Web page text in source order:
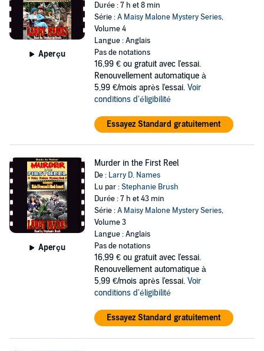
Aperçu
Durée : 7 h et 8 min
Série :A Maisy Malone Mystery Series,
Volume 4
Langue : Anglais
Pas de notations
16,99 € ou gratuit avec l'essai.
Renouvellement automatique à
5,99 €/mois après l'essai. Voir
conditions d'éligibilité
Essayez Standard gratuitement
Aperçu
Murder in the First Reel
De : Larry D. Names
Lu par :Stephanie Brush
Durée : 7 h et 43 min
Série :A Maisy Malone Mystery Series,
Volume 3
Langue : Anglais
Pas de notations
16,99 € ou gratuit avec l'essai.
Renouvellement automatique à
5,99 €/mois après l'essai. Voir
conditions d'éligibilité
Essayez Standard gratuitement